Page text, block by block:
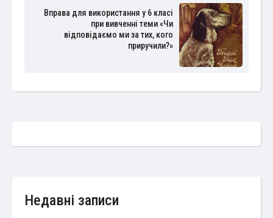
Вправа для використання у 6 класі
при вивченні теми «Чи
відповідаємо ми за тих, кого
приручили?»
Недавні записи